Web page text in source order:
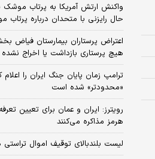
واکنش ارتش آمریکا به پرتاب موشک
حال رایزنی با متحدان درباره
اعتراض پرستاران بیمارستان فیاض
هیچ پرستاری بازداشت یا اخراج
ترامپ زمان پایان جنگ ایران را
«محدودتر» شده است
هرمز مذاکره می‌کنند
لیست بلندبالای توقیف اموال تراستی